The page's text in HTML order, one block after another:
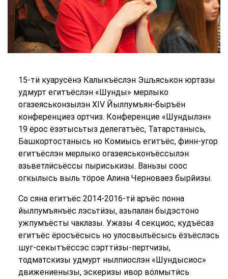
15-тӥ куарусёнэ Калыкъёслэн Эшъяськон юртазы
удмурт егитъёслэн «Шунды» мерлыко
огазеяськонзылэн XIV Йылпумъян-быръён
конференциез ортчиз. Конференцие «Шундылэн»
19 ёрос ёзэтысьтыз делегатъёс, Татарстанысь,
Башкортостанысь но Комиысь егитъёс, финн-угор
егитъёслэн мерлыко огазеяськонъёссылэн
азьветлӥсьёссы пыриськизы. Ваньзы соос
огкылысь выль тӧрое Алина Черноваез бырйизы.
Со сяна егитъёс 2014-2016-тӥ аръёс понна
йылпумъянъёс лэсьтӥзы, азьпалан быдэстоно
ужпумъёсты чаклазы. Ужазы 4 секциос, кудъёсаз
егитъёс ёросъёсысь но улосвылъёсысь ёзъёслэсь
шуг-секытъёссэс сэрттӥзы-пертчизы,
тодматскизы удмурт нылпиослэн «Шундысиос»
движениенызы, эскеризы ивор вӧлмытӥсь